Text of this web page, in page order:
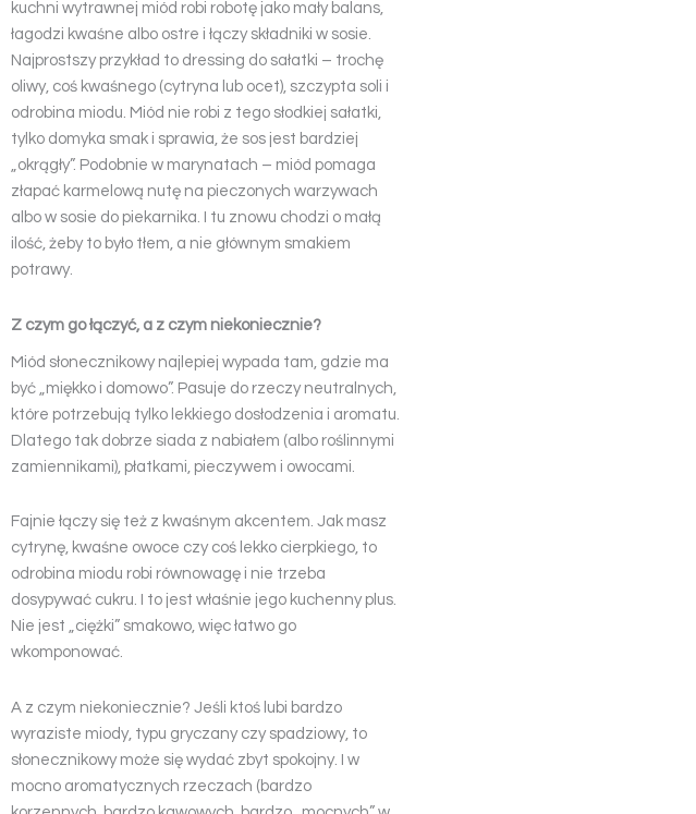
kuchni wytrawnej miód robi robotę jako mały balans,
łagodzi kwaśne albo ostre i łączy składniki w sosie.
Najprostszy przykład to dressing do sałatki – trochę
oliwy, coś kwaśnego (cytryna lub ocet), szczypta soli i
odrobina miodu. Miód nie robi z tego słodkiej sałatki,
tylko domyka smak i sprawia, że sos jest bardziej
„okrągły”. Podobnie w marynatach – miód pomaga
złapać karmelową nutę na pieczonych warzywach
albo w sosie do piekarnika. I tu znowu chodzi o małą
ilość, żeby to było tłem, a nie głównym smakiem
potrawy.
Z czym go łączyć, a z czym niekoniecznie?
Miód słonecznikowy najlepiej wypada tam, gdzie ma
być „miękko i domowo”. Pasuje do rzeczy neutralnych,
które potrzebują tylko lekkiego dosłodzenia i aromatu.
Dlatego tak dobrze siada z nabiałem (albo roślinnymi
zamiennikami), płatkami, pieczywem i owocami.
Fajnie łączy się też z kwaśnym akcentem. Jak masz
cytrynę, kwaśne owoce czy coś lekko cierpkiego, to
odrobina miodu robi równowagę i nie trzeba
dosypywać cukru. I to jest właśnie jego kuchenny plus.
Nie jest „ciężki” smakowo, więc łatwo go
wkomponować.
A z czym niekoniecznie? Jeśli ktoś lubi bardzo
wyraziste miody, typu gryczany czy spadziowy, to
słonecznikowy może się wydać zbyt spokojny. I w
mocno aromatycznych rzeczach (bardzo